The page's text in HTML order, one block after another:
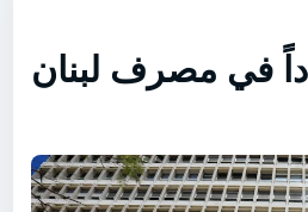
في مصرف لبنان